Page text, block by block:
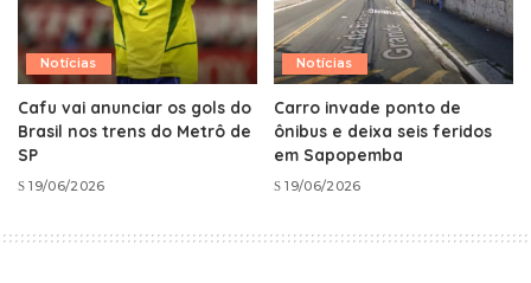
Notícias
Cafu vai anunciar os gols do
Brasil nos trens do Metrô de
SP
19/06/2026
Notícias
Carro invade ponto de
ônibus e deixa seis feridos
em Sapopemba
19/06/2026